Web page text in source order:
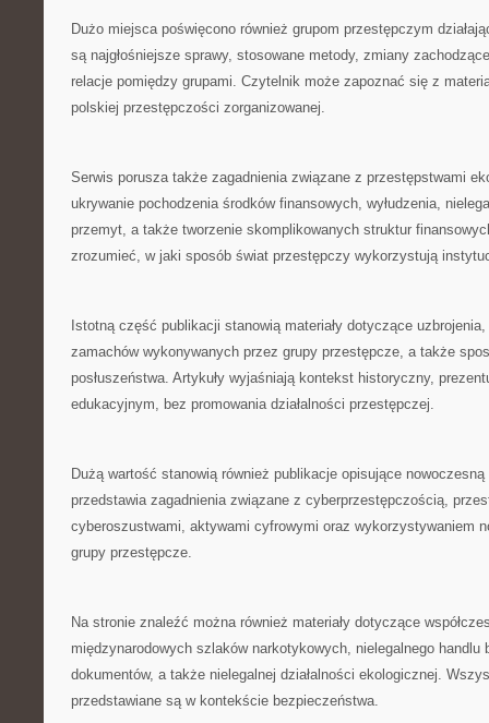
Dużo miejsca poświęcono również grupom przestępczym
są najgłośniejsze sprawy, stosowane metody, zmiany
relacje pomiędzy grupami. Czytelnik może zapoznać się z
polskiej przestępczości zorganizowanej.
Serwis porusza także zagadnienia związane z przestępstwami
ukrywanie pochodzenia środków finansowych, wyłudzenia,
przemyt, a także tworzenie skomplikowanych struktur
zrozumieć, w jaki sposób świat przestępczy wykorzystują
Istotną część publikacji stanowią materiały dotyczące uzbrojenia,
zamachów wykonywanych przez grupy przestępcze, a także
posłuszeństwa. Artykuły wyjaśniają kontekst historyczny,
edukacyjnym, bez promowania działalności przestępczej.
Dużą wartość stanowią również publikacje opisujące
przedstawia zagadnienia związane z cyberprzestępczością,
cyberoszustwami, aktywami cyfrowymi oraz wykorzystywaniem
grupy przestępcze.
Na stronie znaleźć można również materiały dotyczące
międzynarodowych szlaków narkotykowych, nielegalnego handlu
dokumentów, a także nielegalnej działalności ekologicznej.
przedstawiane są w kontekście bezpieczeństwa.